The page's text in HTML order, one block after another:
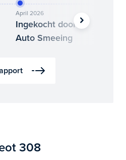
April 2026
Ingekocht door
Auto Smeeing
308